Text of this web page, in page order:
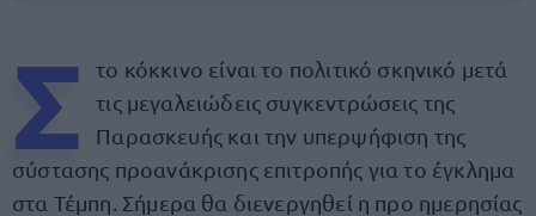
Σ
το κόκκινο είναι το πολιτικό σκηνικό μετά
τις μεγαλειώδεις συγκεντρώσεις της
Παρασκευής και την υπερψήφιση της
σύστασης προανάκρισης επιτροπής για το έγκλημα
στα Τέμπη. Σήμερα θα διενεργηθεί η προ ημερησίας